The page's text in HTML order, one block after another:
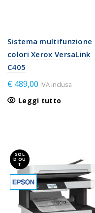
Sistema multifunzione
colori Xerox VersaLink
C405
€ 489,00 IVA inclusa
Leggi tutto
SOL
D OU
T